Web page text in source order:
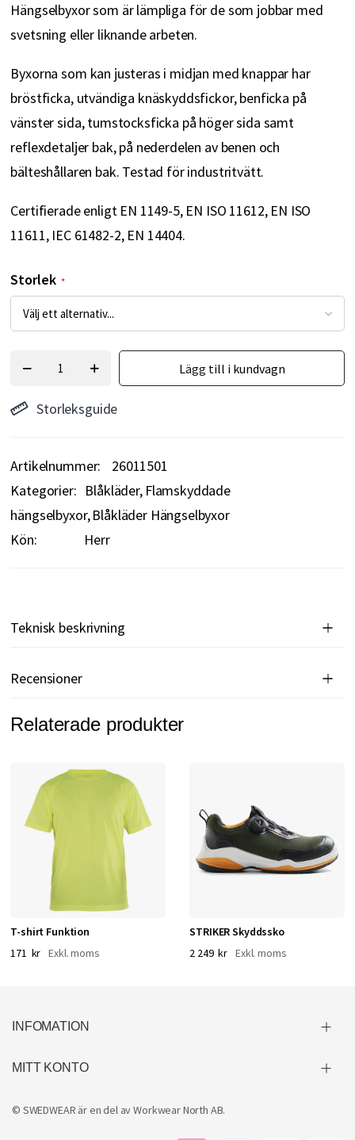
Hängselbyxor som är lämpliga för de som jobbar med
svetsning eller liknande arbeten.
Byxorna som kan justeras i midjan med knappar har
bröstficka, utvändiga knäskyddsfickor, benficka på
vänster sida, tumstocksficka på höger sida samt
reflexdetaljer bak, på nederdelen av benen och
bälteshållaren bak. Testad för industritvätt.
Certifierade enligt EN 1149-5, EN ISO 11612, EN ISO
11611, IEC 61482-2, EN 14404.
Storlek
Lägg till i kundvagn
Storleksguide
Artikelnummer
26011501
Kategorier: Blåkläder Flamskyddade
hängselbyxor Blåkläder Hängselbyxor
Kön:
Herr
Teknisk beskrivning
Recensioner
Relaterade produkter
T-shirt Funktion
171 kr
STRIKER Skyddssko
2 249 kr
INFOMATION
MITT KONTO
© SWEDWEAR är en del avWorkwear North AB.